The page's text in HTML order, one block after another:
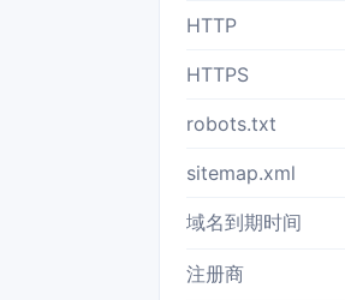
HTTP
HTTPS
robots.txt
sitemap.xml
域名到期时间
注册商